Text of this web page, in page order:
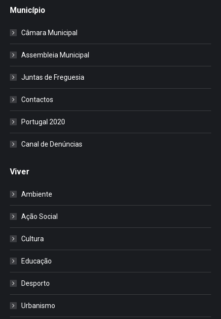
Município
Câmara Municipal
Assembleia Municipal
Juntas de Freguesia
Contactos
Portugal 2020
Canal de Denúncias
Viver
Ambiente
Ação Social
Cultura
Educação
Desporto
Urbanismo